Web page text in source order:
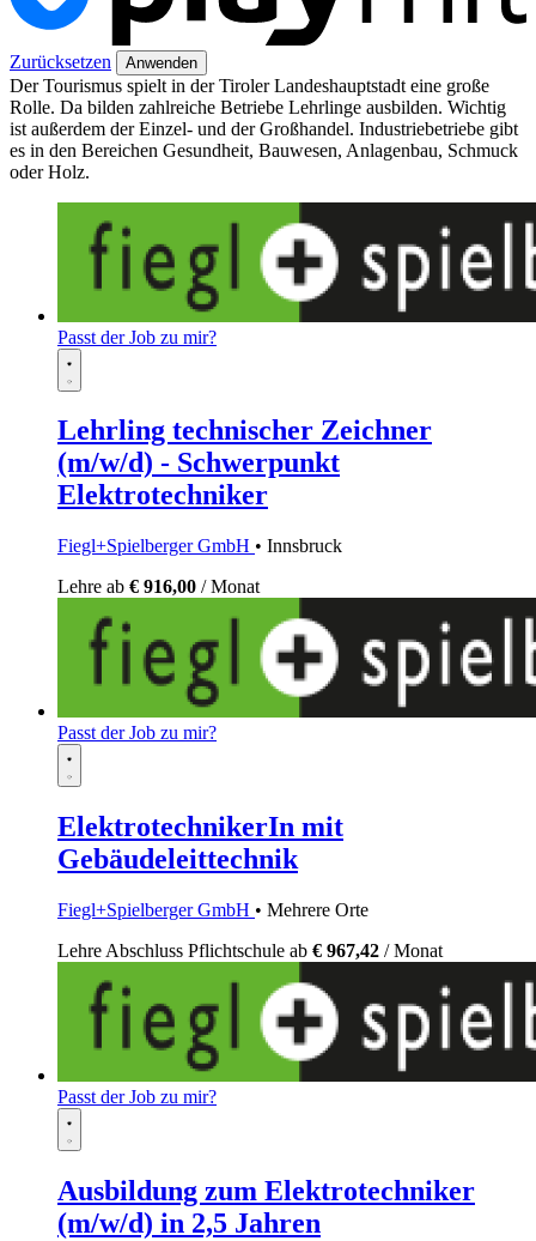
Zurücksetzen Anwenden
Der Tourismus spielt in der Tiroler Landeshauptstadt eine große
Rolle. Da bilden zahlreiche Betriebe Lehrlinge ausbilden. Wichtig
ist außerdem der Einzel- und der Großhandel. Industriebetriebe gibt
es in den Bereichen Gesundheit, Bauwesen, Anlagenbau, Schmuck
oder Holz.
Passt der Job zu mir?
Lehrling technischer Zeichner
(m/w/d) - Schwerpunkt
Elektrotechniker
Fiegl+Spielberger GmbH • Innsbruck
Lehre ab € 916,00 / Monat
Passt der Job zu mir?
ElektrotechnikerIn mit
Gebäudeleittechnik
Fiegl+Spielberger GmbH • Mehrere Orte
Lehre Abschluss Pflichtschule ab € 967,42 / Monat
Passt der Job zu mir?
Ausbildung zum Elektrotechniker
(m/w/d) in 2,5 Jahren